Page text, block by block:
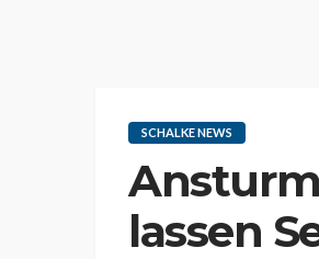
SCHALKE NEWS
lassen